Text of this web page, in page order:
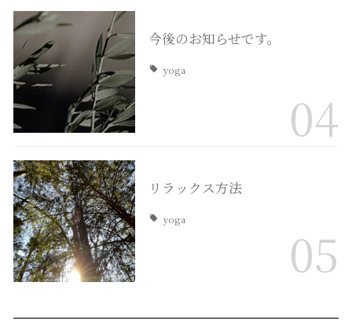
今後のお知らせです。
yoga
04
リラックス方法
yoga
05